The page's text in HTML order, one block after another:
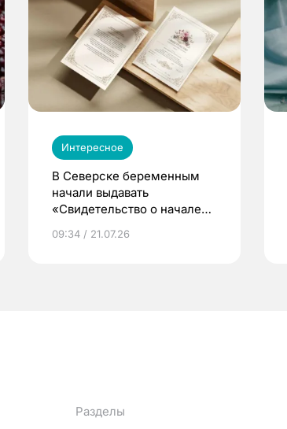
Интересное
В Северске беременным
начали выдавать
«Свидетельство о начале
09:34 / 21.07.26
Разделы